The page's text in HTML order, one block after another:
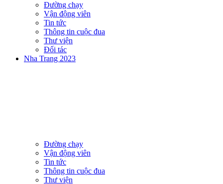
Đường chạy
Vận động viên
Tin tức
Thông tin cuộc đua
Thư viện
Đối tác
Nha Trang 2023
Đường chạy
Vận động viên
Tin tức
Thông tin cuộc đua
Thư viện